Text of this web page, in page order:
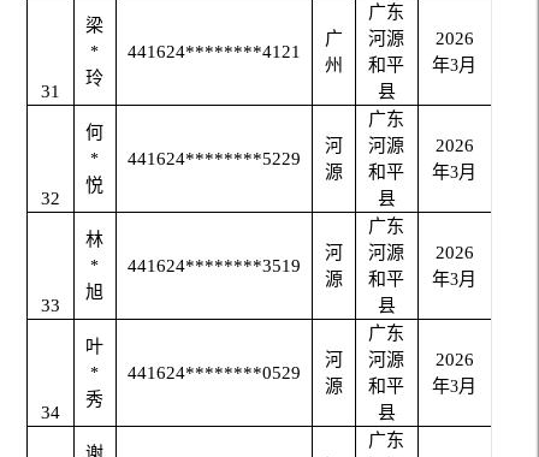
31
梁
*
玲
441624********4121
广
州
广东
河源
和平
县
2026
年3月
32
何
*
悦
441624********5229
河
源
广东
河源
和平
县
2026
年3月
33
林
*
旭
441624********3519
河
源
广东
河源
和平
县
2026
年3月
34
叶
*
秀
441624********0529
河
源
广东
河源
和平
县
2026
年3月
广东